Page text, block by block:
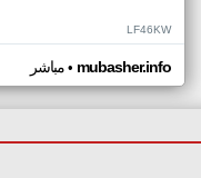
LF46KW
مباشر• mubasher.info